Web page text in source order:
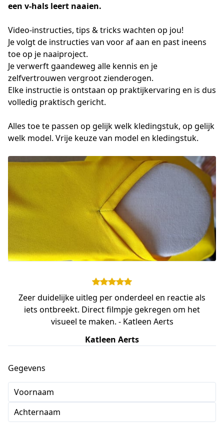
een v-hals leert naaien.
Video-instructies, tips & tricks wachten op jou!
Je volgt de instructies van voor af aan en past ineens
toe op je naaiproject.
Je verwerft gaandeweg alle kennis en je
zelfvertrouwen vergroot zienderogen.
Elke instructie is ontstaan op praktijkervaring en is dus
volledig praktisch gericht.
Alles toe te passen op gelijk welk kledingstuk, op gelijk
welk model. Vrije keuze van model en kledingstuk.
Zeer duidelijke uitleg per onderdeel en reactie als
iets ontbreekt. Direct filmpje gekregen om het
visueel te maken. - Katleen Aerts
Katleen Aerts
Gegevens
Voornaam
Achternaam